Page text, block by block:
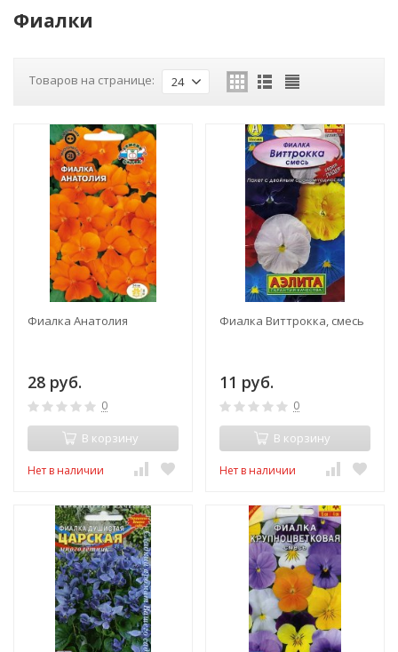
Фиалки
Товаров на странице: 24
Фиалка Анатолия
28 руб.
0
В корзину
Нет в наличии
Фиалка Виттрокка, смесь
11 руб.
0
В корзину
Нет в наличии